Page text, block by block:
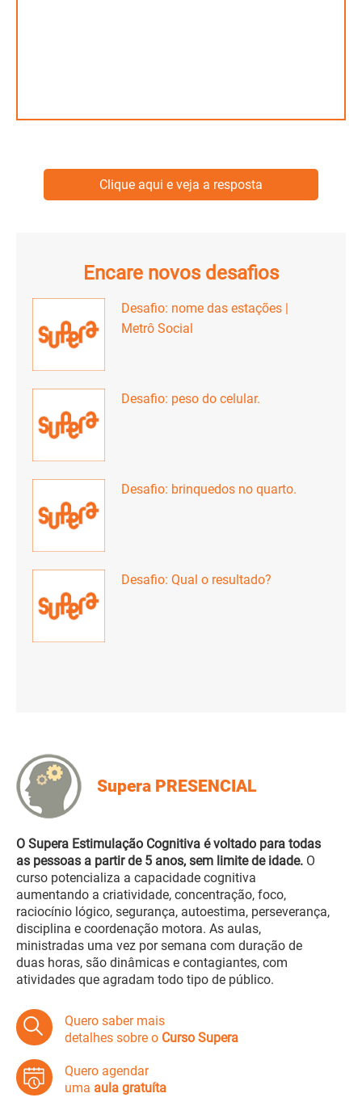
Clique aqui e veja a resposta
Encare novos desafios
Desafio: nome das estações |
Metrô Social
Desafio: peso do celular.
Desafio: brinquedos no quarto.
Desafio: Qual o resultado?
Supera PRESENCIAL
O Supera Estimulação Cognitiva é voltado para todas
as pessoas a partir de 5 anos, sem limite de idade. O
curso potencializa a capacidade cognitiva
aumentando a criatividade, concentração, foco,
raciocínio lógico, segurança, autoestima, perseverança,
disciplina e coordenação motora. As aulas,
ministradas uma vez por semana com duração de
duas horas, são dinâmicas e contagiantes, com
atividades que agradam todo tipo de público.
Quero saber mais
detalhes sobre o Curso Supera
Quero agendar
uma aula gratuíta